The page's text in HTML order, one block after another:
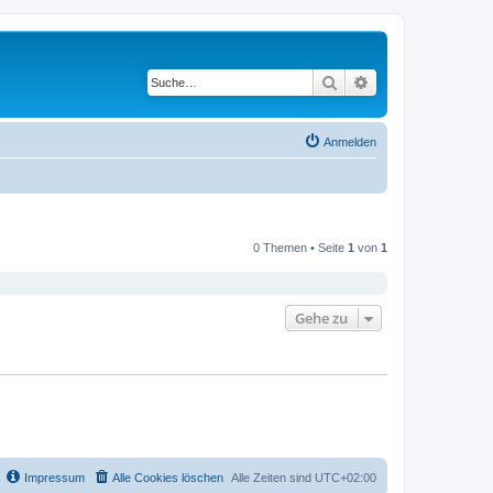
Suche
Anmelden
0 Themen • Seite 1 von 1
Gehe zu
Alle Zeiten sind UTC+02:00
Alle Cookies löschen
Impressum